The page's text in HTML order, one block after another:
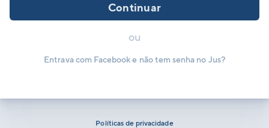
Continuar
ou
Entrava com Facebook e não tem senha no Jus?
Políticas de privacidade